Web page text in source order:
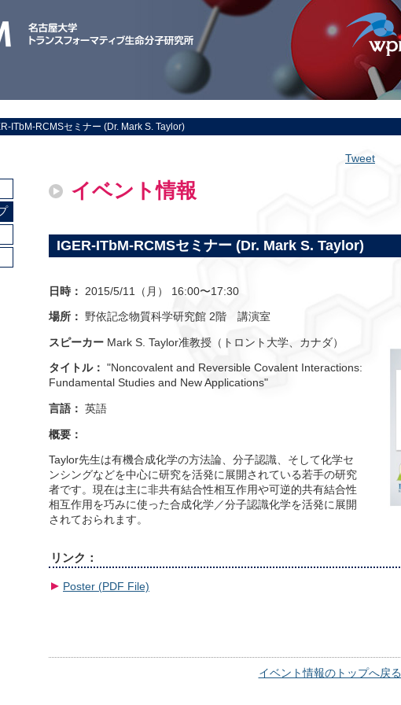
ITbM-RCMSセミナー (Dr. Mark S. Taylor)
Tweet
イベント情報
IGER-ITbM-RCMSセミナー (Dr. Mark S. Taylor)
日時： 2015/5/11（月） 16:00〜17:30
場所： 野依記念物質科学研究館 2階 講演室
スピーカー Mark S. Taylor准教授（トロント大学、カナダ）
タイトル： "Noncovalent and Reversible Covalent Interactions:
Fundamental Studies and New Applications"
言語： 英語
概要：
Taylor先生は有機合成化学の方法論、分子認識、そして化学セ
ンシングなどを中心に研究を活発に展開されている若手の研究
者です。現在は主に非共有結合性相互作用や可逆的共有結合性
相互作用を巧みに使った合成化学／分子認識化学を活発に展開
されておられます。
リンク：
Poster (PDF File)
イベント情報のトップへ戻る